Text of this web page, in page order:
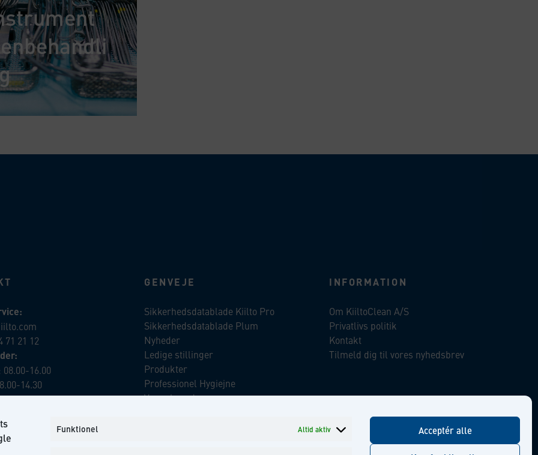
Funktionel Altid aktiv Acceptér alle
71 21 12
16.00
14.30
GENVEJE
Sikkerhedsdatablade Kiilto Pro
Sikkerhedsdatablade Plum
Nyheder
Ledige stillinger
Produkter
Professionel Hygiejne
Vores brands
INFORMATION
Om KiiltoClean A/S
Privatlivs politik
Kontakt
Tilmeld dig til vores nyhedsbrev
Facebook LinkedinYoutube